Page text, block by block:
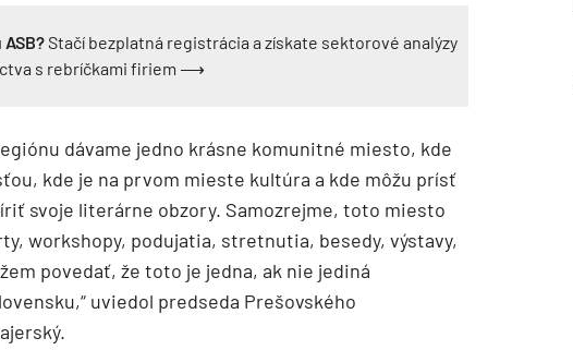
Stačí bezplatná registrácia a získate sektorové analýzy
s rebríčkami firiem ⟶
dávame jedno krásne komunitné miesto, kde
kde je na prvom mieste kultúra a kde môžu prísť
svoje literárne obzory. Samozrejme, toto miesto
workshopy, podujatia, stretnutia, besedy, výstavy,
povedať, že toto je jedna, ak nie jediná
uviedol predseda Prešovského